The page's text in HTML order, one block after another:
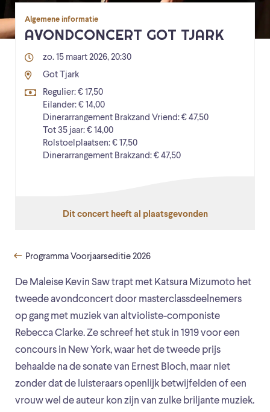
De Maleise Kevin Saw trapt met Katsura Mizumoto het
tweede avondconcert door masterclassdeelnemers
op gang met muziek van altvioliste-componiste
Rebecca Clarke. Ze schreef het stuk in 1919 voor een
concours in New York, waar het de tweede prijs
behaalde na de sonate van Ernest Bloch, maar niet
zonder dat de luisteraars openlijk betwijfelden of een
vrouw wel de auteur kon zijn van zulke briljante muziek.
Algemene informatie
AVONDCONCERT GOT TJARK
zo. 15 maart 2026, 20:30
Got Tjark
Regulier: € 17,50
Eilander: € 14,00
Dinerarrangement Brakzand Vriend: € 47,50
Tot 35 jaar: € 14,00
Rolstoelplaatsen: € 17,50
Dinerarrangement Brakzand: € 47,50
Dit concert heeft al plaatsgevonden
Programma Voorjaarseditie 2026